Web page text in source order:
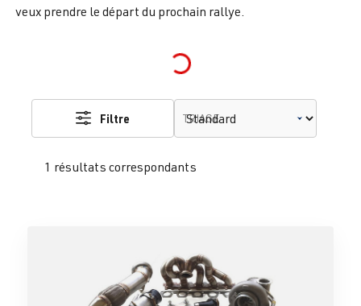
veux prendre le départ du prochain rallye.
Loading...
1 résultats correspondants
Filtre TRIAGE